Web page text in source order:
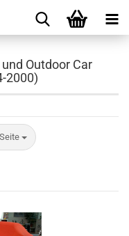
Outdoor Car
2000)